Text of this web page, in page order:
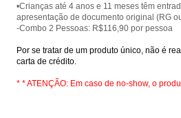
•Crianças até 4 anos e 11 meses têm
apresentação de documento original (RG
-Combo 2 Pessoas: R$116,90 por pessoa
Por se tratar de um produto único, não é
carta de crédito.
* * ATENÇÃO: Em caso de no-show, o